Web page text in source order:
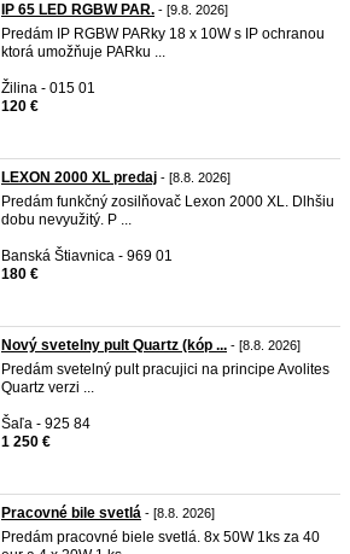
IP 65 LED RGBW PAR. - [9.8. 2026]
Predám IP RGBW PARky 18 x 10W s IP ochranou
ktorá umožňuje PARku ...
Žilina - 015 01
120 €
LEXON 2000 XL predaj - [8.8. 2026]
Predám funkčný zosilňovač Lexon 2000 XL. Dlhšiu
dobu nevyužitý. P ...
Banská Štiavnica - 969 01
180 €
Nový svetelny pult Quartz (kóp ... - [8.8. 2026]
Predám svetelný pult pracujici na principe Avolites
Quartz verzi ...
Šaľa - 925 84
1 250 €
Pracovné bile svetlá - [8.8. 2026]
Predám pracovné biele svetlá. 8x 50W 1ks za 40